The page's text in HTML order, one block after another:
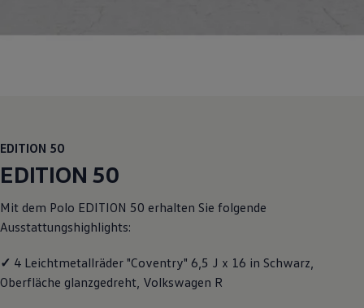
Wallbox und Ladekabel
Digitale Extras
Dienste für Ihr Modell finden
Volkswagen Apps, Login und Shop
Handy und Fahrzeug verbinden
Über Ihr Auto
Vorgängermodelle
Kundeninformationen
EDITION 50
EDITION 50
Mit dem Polo EDITION 50 erhalten Sie folgende
Ausstattungshighlights:
✓ 4 Leichtmetallräder "Coventry" 6,5 J x 16 in Schwarz,
Oberfläche glanzgedreht, Volkswagen R